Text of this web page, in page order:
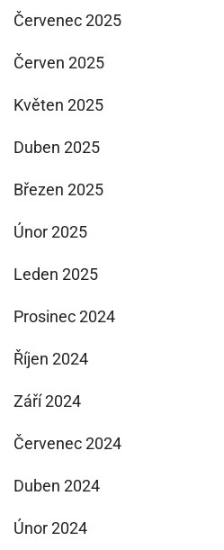
Červenec 2025
Červen 2025
Květen 2025
Duben 2025
Březen 2025
Únor 2025
Leden 2025
Prosinec 2024
Říjen 2024
Září 2024
Červenec 2024
Duben 2024
Únor 2024